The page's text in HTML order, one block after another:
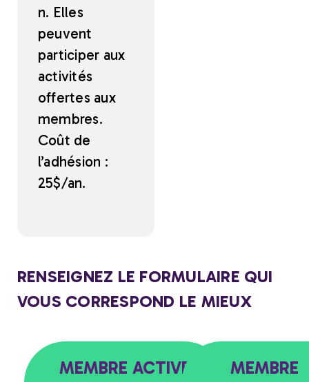
n. Elles
peuvent
participer aux
activités
offertes aux
membres.
Coût de
l’adhésion :
25$/an.
RENSEIGNEZ LE FORMULAIRE QUI
VOUS CORRESPOND LE MIEUX
MEMBRE ACTIVE
MEMBRE